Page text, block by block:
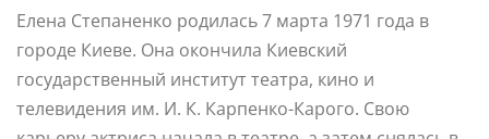
Елена Степаненко родилась 7 марта 1971 года в
городе Киеве. Она окончила Киевский
государственный институт театра, кино и
телевидения им. И. К. Карпенко-Карого. Свою